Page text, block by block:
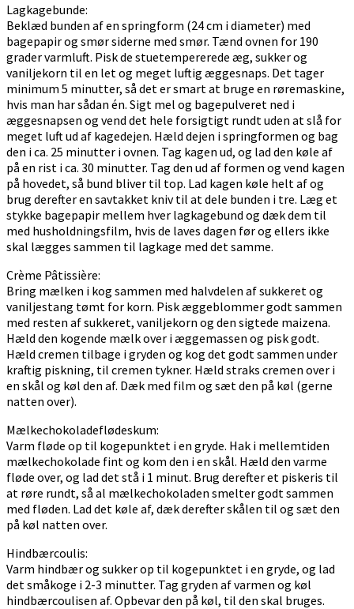
Lagkagebunde:
Beklæd bunden af en springform (24 cm i diameter) med
bagepapir og smør siderne med smør. Tænd ovnen for 190
grader varmluft. Pisk de stuetempererede æg, sukker og
vaniljekorn til en let og meget luftig æggesnaps. Det tager
minimum 5 minutter, så det er smart at bruge en røremaskine,
hvis man har sådan én. Sigt mel og bagepulveret ned i
æggesnapsen og vend det hele forsigtigt rundt uden at slå for
meget luft ud af kagedejen. Hæld dejen i springformen og bag
den i ca. 25 minutter i ovnen. Tag kagen ud, og lad den køle af
på en rist i ca. 30 minutter. Tag den ud af formen og vend kagen
på hovedet, så bund bliver til top. Lad kagen køle helt af og
brug derefter en savtakket kniv til at dele bunden i tre. Læg et
stykke bagepapir mellem hver lagkagebund og dæk dem til
med husholdningsfilm, hvis de laves dagen før og ellers ikke
skal lægges sammen til lagkage med det samme.
Crème Pâtissière:
Bring mælken i kog sammen med halvdelen af sukkeret og
vaniljestang tømt for korn. Pisk æggeblommer godt sammen
med resten af sukkeret, vaniljekorn og den sigtede maizena.
Hæld den kogende mælk over i æggemassen og pisk godt.
Hæld cremen tilbage i gryden og kog det godt sammen under
kraftig piskning, til cremen tykner. Hæld straks cremen over i
en skål og køl den af. Dæk med film og sæt den på køl (gerne
natten over).
Mælkechokoladeflødeskum:
Varm fløde op til kogepunktet i en gryde. Hak i mellemtiden
mælkechokolade fint og kom den i en skål. Hæld den varme
fløde over, og lad det stå i 1 minut. Brug derefter et piskeris til
at røre rundt, så al mælkechokoladen smelter godt sammen
med fløden. Lad det køle af, dæk derefter skålen til og sæt den
på køl natten over.
Hindbærcoulis:
Varm hindbær og sukker op til kogepunktet i en gryde, og lad
det småkoge i 2-3 minutter. Tag gryden af varmen og køl
hindbærcoulisen af. Opbevar den på køl, til den skal bruges.